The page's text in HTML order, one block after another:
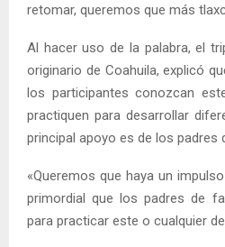
retomar, queremos que más
Al hacer uso de la palabra, el
originario de Coahuila, explicó
los participantes conozcan
practiquen para desarrollar
principal apoyo es de los padres
«Queremos que haya un
primordial que los padres de
para practicar este o cualquier